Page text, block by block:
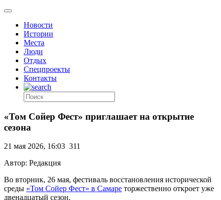
Новости
Истории
Места
Люди
Отдых
Спецпроекты
Контакты
«Том Сойер Фест» приглашает на открытие
сезона
21 мая 2026, 16:03 311
Автор: Редакция
Во вторник, 26 мая, фестиваль восстановления исторической
среды «Том Сойер Фест» в Самаре торжественно откроет уже
двенадцатый сезон.